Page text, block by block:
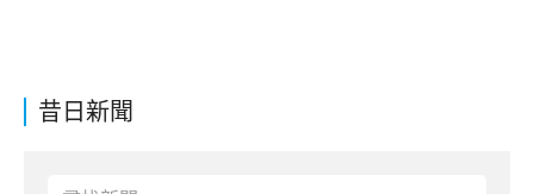
昔日新聞